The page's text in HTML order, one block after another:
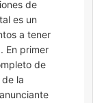
de
es un
a tener
En primer
de
la